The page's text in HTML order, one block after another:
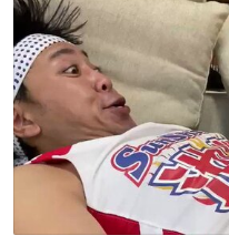
かりの新刊も加わり、多
ト
数
数